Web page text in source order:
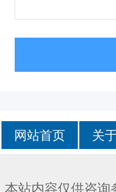
网站首页 关
本站内容仅供咨询